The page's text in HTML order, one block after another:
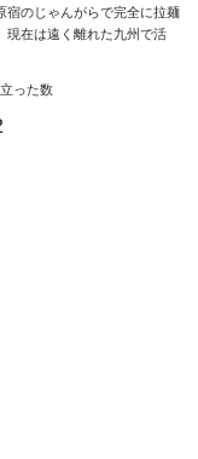
宿のじゃんがらで完全に拉麺
現在は遠く離れた九州で活
った数